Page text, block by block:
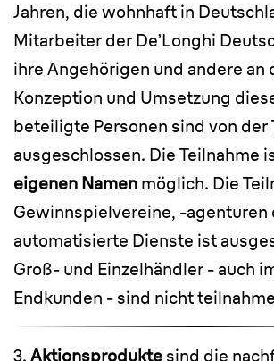
Jahren, die wohnhaft in
Mitarbeiter der De’Longhi
ihre Angehörigen und andere an
Konzeption und Umsetzung
beteiligte Personen sind von der
ausgeschlossen. Die Teilnahme
eigenen Namen möglich. Die
Gewinnspielvereine, -agenturen
automatisierte Dienste ist
Groß- und Einzelhändler - auch
Endkunden - sind nicht
3. Aktionsprodukte sind die